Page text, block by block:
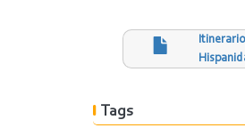
Itinerario
Tags